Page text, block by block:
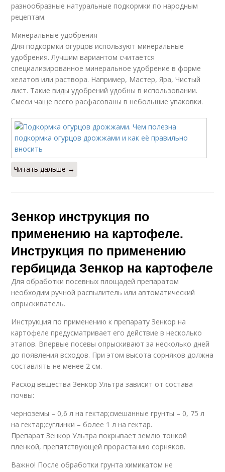
разнообразные натуральные подкормки по народным
рецептам.
Минеральные удобрения
Для подкормки огурцов используют минеральные
удобрения. Лучшим вариантом считается
специализированное минеральное удобрение в форме
хелатов или раствора. Например, Мастер, Яра, Чистый
лист. Такие виды удобрений удобны в использовании.
Смеси чаще всего расфасованы в небольшие упаковки.
Читать дальше →
Зенкор инструкция по
применению на картофеле.
Инструкция по применению
гербицида Зенкор на картофеле
Для обработки посевных площадей препаратом
необходим ручной распылитель или автоматический
опрыскиватель.
Инструкция по применению к препарату Зенкор на
картофеле предусматривает его действие в несколько
этапов. Впервые посевы опрыскивают за несколько дней
до появления всходов. При этом высота сорняков должна
составлять не менее 2 см.
Расход вещества Зенкор Ультра зависит от состава
почвы:
черноземы – 0,6 л на гектар;смешанные грунты – 0, 75 л
на гектар;суглинки – более 1 л на гектар.
Препарат Зенкор Ультра покрывает землю тонкой
пленкой, препятствующей прорастанию сорняков.
Важно! После обработки грунта химикатом не